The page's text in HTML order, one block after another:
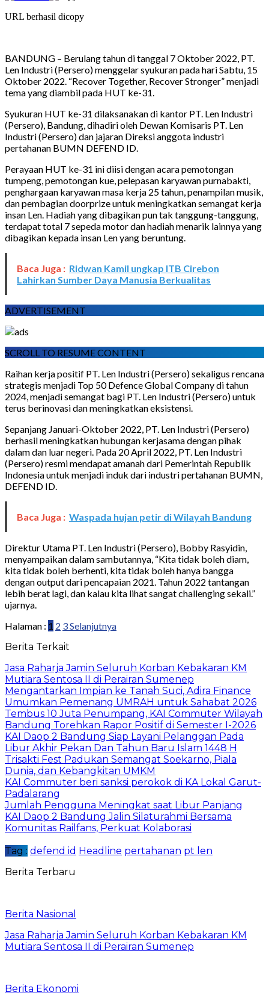
URL berhasil dicopy
BANDUNG – Berulang tahun di tanggal 7 Oktober 2022, PT.
Len Industri (Persero) menggelar syukuran pada hari Sabtu, 15
Oktober 2022. “Recover Together, Recover Stronger” menjadi
tema yang diambil pada HUT ke-31.
Syukuran HUT ke-31 dilaksanakan di kantor PT. Len Industri
(Persero), Bandung, dihadiri oleh Dewan Komisaris PT. Len
Industri (Persero) dan jajaran Direksi anggota industri
pertahanan BUMN DEFEND ID.
Perayaan HUT ke-31 ini diisi dengan acara pemotongan
tumpeng, pemotongan kue, pelepasan karyawan purnabakti,
penghargaan karyawan masa kerja 25 tahun, penampilan musik,
dan pembagian doorprize untuk meningkatkan semangat kerja
insan Len. Hadiah yang dibagikan pun tak tanggung-tanggung,
terdapat total 7 sepeda motor dan hadiah menarik lainnya yang
dibagikan kepada insan Len yang beruntung.
Baca Juga : Ridwan Kamil ungkap ITB Cirebon
Lahirkan Sumber Daya Manusia Berkualitas
ADVERTISEMENT
SCROLL TO RESUME CONTENT
Raihan kerja positif PT. Len Industri (Persero) sekaligus rencana
strategis menjadi Top 50 Defence Global Company di tahun
2024, menjadi semangat bagi PT. Len Industri (Persero) untuk
terus berinovasi dan meningkatkan eksistensi.
Sepanjang Januari-Oktober 2022, PT. Len Industri (Persero)
berhasil meningkatkan hubungan kerjasama dengan pihak
dalam dan luar negeri. Pada 20 April 2022, PT. Len Industri
(Persero) resmi mendapat amanah dari Pemerintah Republik
Indonesia untuk menjadi induk dari industri pertahanan BUMN,
DEFEND ID.
Baca Juga : Waspada hujan petir di Wilayah Bandung
Direktur Utama PT. Len Industri (Persero), Bobby Rasyidin,
menyampaikan dalam sambutannya, “Kita tidak boleh diam,
kita tidak boleh berhenti, kita tidak boleh hanya bangga
dengan output dari pencapaian 2021. Tahun 2022 tantangan
lebih berat lagi, dan kalau kita lihat sangat challenging sekali.”
ujarnya.
Halaman : 1 2 3Selanjutnya
Berita Terkait
Jasa Raharja Jamin Seluruh Korban Kebakaran KM
Mutiara Sentosa II di Perairan Sumenep
Mengantarkan Impian ke Tanah Suci, Adira Finance
Umumkan Pemenang UMRAH untuk Sahabat 2026
Tembus 10 Juta Penumpang, KAI Commuter Wilayah
Bandung Torehkan Rapor Positif di Semester I-2026
KAI Daop 2 Bandung Siap Layani Pelanggan Pada
Libur Akhir Pekan Dan Tahun Baru Islam 1448 H
Trisakti Fest Padukan Semangat Soekarno, Piala
Dunia, dan Kebangkitan UMKM
KAI Commuter beri sanksi perokok di KA Lokal Garut-
Padalarang
Jumlah Pengguna Meningkat saat Libur Panjang
KAI Daop 2 Bandung Jalin Silaturahmi Bersama
Komunitas Railfans, Perkuat Kolaborasi
Tag : defend id Headline pertahanan pt len
Berita Terbaru
Berita Nasional
Jasa Raharja Jamin Seluruh Korban Kebakaran KM
Mutiara Sentosa II di Perairan Sumenep
Berita Ekonomi